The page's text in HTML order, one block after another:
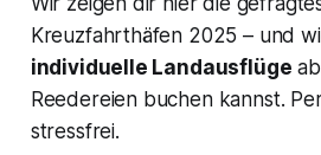
Kreuzfahrthäfen 2025 – und
individuelle Landausflüge
Reedereien buchen kannst.
stressfrei.